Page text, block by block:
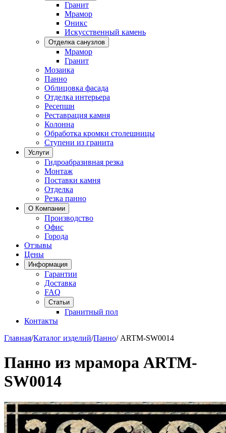
Гранит
Мрамор
Оникс
Искусственный камень
Отделка санузлов
Мрамор
Гранит
Мозаика
Панно
Облицовка фасада
Отделка интерьера
Ресепшн
Реставрация камня
Колонна
Обработка кромки столешницы
Ступени из гранита
Услуги
Гидроабразивная резка
Монтаж
Поставки камня
Отделка
Резка панно
О Компании
Производство
Офис
Города
Отзывы
Цены
Информация
Гарантии
Доставка
FAQ
Статьи
Гранитный пол
Контакты
Главная/Каталог изделий/Панно/ARTM-SW0014
Панно из мрамора ARTM-
SW0014